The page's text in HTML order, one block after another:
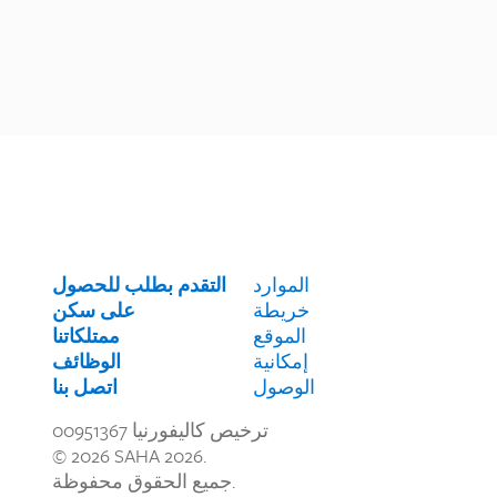
التقدم بطلب للحصول
على سكن
ممتلكاتنا
الوظائف
اتصل بنا
الموارد
خريطة
الموقع
إمكانية
الوصول
ترخيص كاليفورنيا 00951367
© 2026 SAHA 2026.
جميع الحقوق محفوظة.